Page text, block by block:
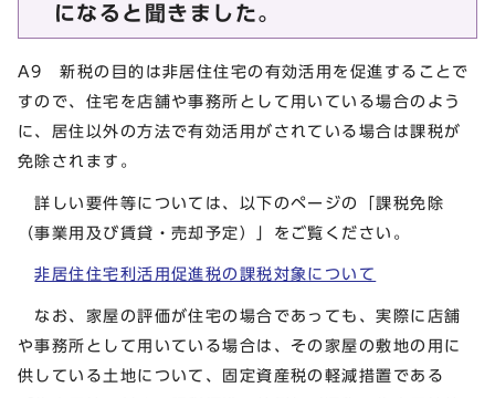
になると聞きました。
A9 新税の目的は非居住住宅の有効活用を促進することで
すので、住宅を店舗や事務所として用いている場合のよう
に、居住以外の方法で有効活用がされている場合は課税が
免除されます。
詳しい要件等については、以下のページの「課税免除
（事業用及び賃貸・売却予定）」をご覧ください。
非居住住宅利活用促進税の課税対象について
なお、家屋の評価が住宅の場合であっても、実際に店舗
や事務所として用いている場合は、その家屋の敷地の用に
供している土地について、固定資産税の軽減措置である